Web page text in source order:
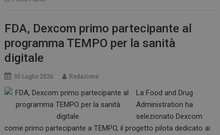
FDA, Dexcom primo partecipante al
programma TEMPO per la sanità
digitale
30 Luglio 2026 Redazione
La Food and Drug
Administration ha
selezionato Dexcom
come primo partecipante a TEMPO, il progetto pilota dedicato ai
__Secure-YNID